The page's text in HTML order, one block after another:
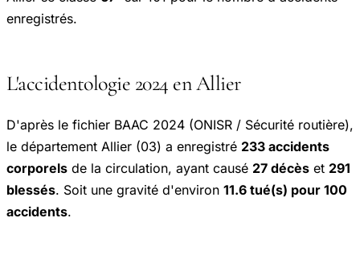
enregistrés.
L'accidentologie 2024 en Allier
D'après le fichier BAAC 2024 (ONISR / Sécurité routière),
le département Allier (03) a enregistré 233 accidents
corporels de la circulation, ayant causé 27 décès et 291
blessés. Soit une gravité d'environ 11.6 tué(s) pour 100
accidents.